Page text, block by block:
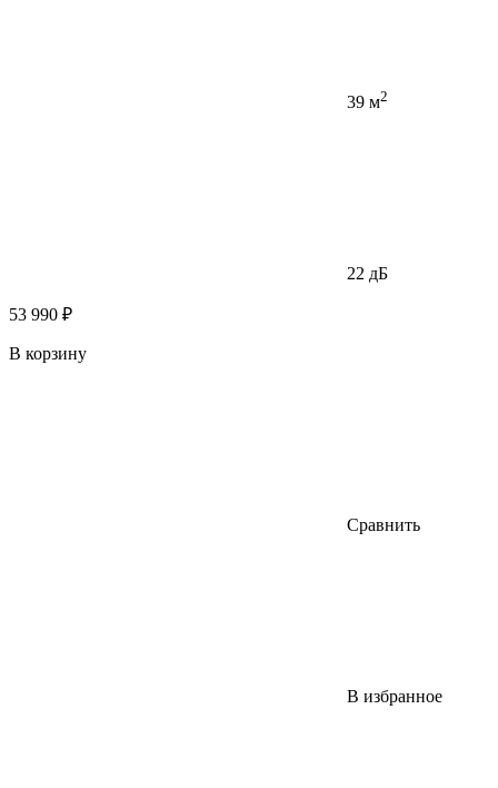
39 м2
22 дБ
53 990 ₽
В корзину
Сравнить
В избранное